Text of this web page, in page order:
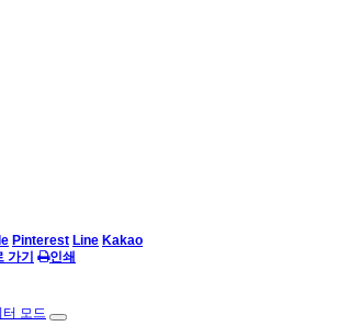
Pinterest Line Kakao
가기
인쇄
터 모드